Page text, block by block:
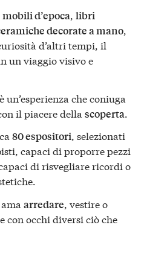
mobili d’epoca, libri
decorate a mano,
d’altri tempi, il
un viaggio visivo e
che coniuga
il piacere della scoperta.
80 espositori, selezionati
capaci di proporre pezzi
di risvegliare ricordi o
arredare, vestire o
con occhi diversi ciò che